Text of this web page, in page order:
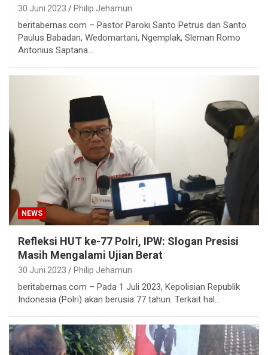
30 Juni 2023 Philip Jehamun
beritabernas.com – Pastor Paroki Santo Petrus dan Santo
Paulus Babadan, Wedomartani, Ngemplak, Sleman Romo
Antonius Saptana…
NEWS
Refleksi HUT ke-77 Polri, IPW: Slogan Presisi
Masih Mengalami Ujian Berat
30 Juni 2023 Philip Jehamun
beritabernas.com – Pada 1 Juli 2023, Kepolisian Republik
Indonesia (Polri) akan berusia 77 tahun. Terkait hal…